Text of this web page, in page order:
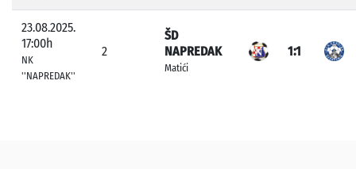
23.08.2025.
17:00h
NK
''NAPREDAK''
2
ŠD
NAPREDAK
Matići
1:1